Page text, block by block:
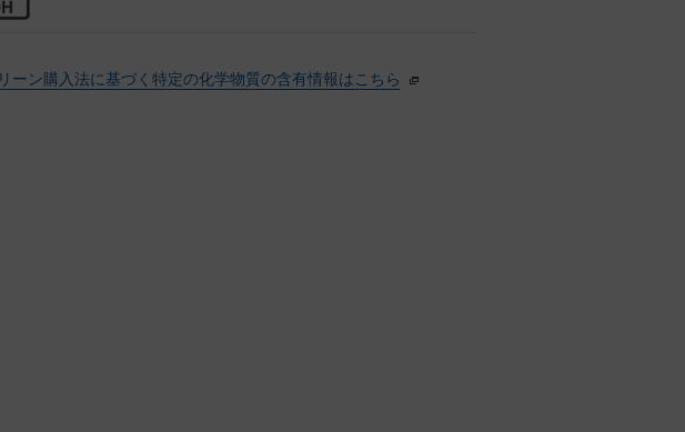
ーン購入法に基づく特定の化学物質の含有情報はこちら